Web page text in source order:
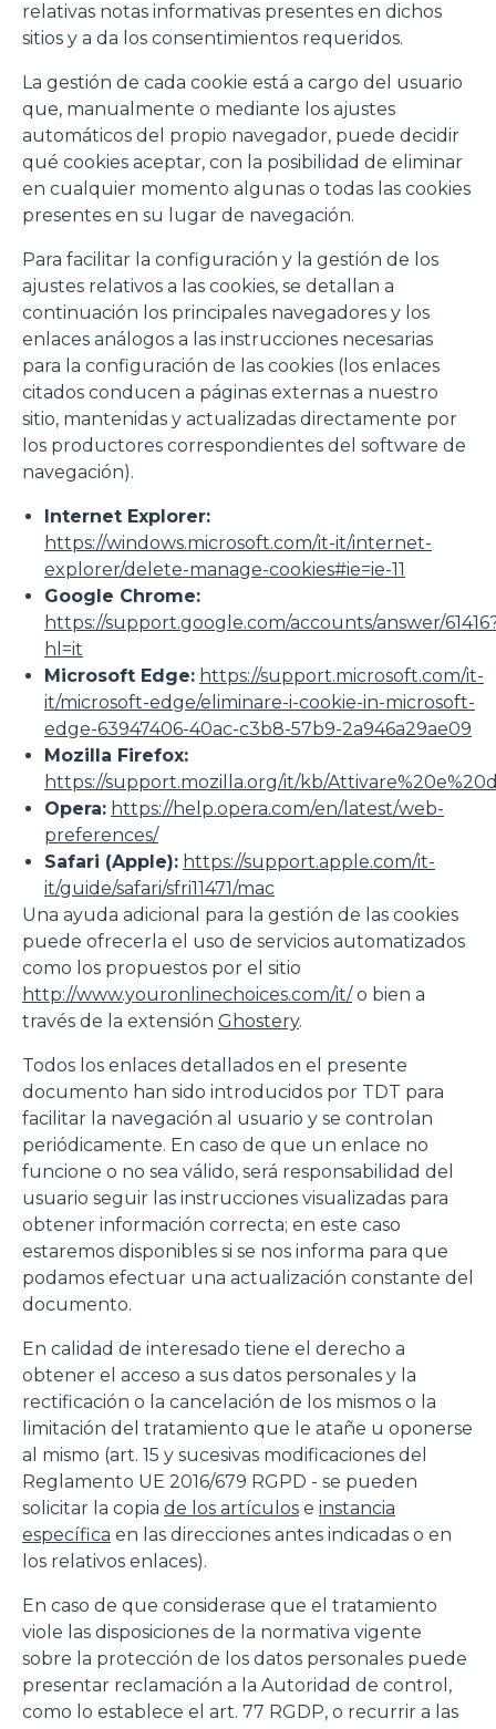
Marketing
Accetta tutti
Accetta selezionati
relativas notas informativas presentes en dichos
sitios y a da los consentimientos requeridos.
La gestión de cada cookie está a cargo del usuario
que, manualmente o mediante los ajustes
automáticos del propio navegador, puede decidir
qué cookies aceptar, con la posibilidad de eliminar
en cualquier momento algunas o todas las cookies
presentes en su lugar de navegación.
Para facilitar la configuración y la gestión de los
ajustes relativos a las cookies, se detallan a
continuación los principales navegadores y los
enlaces análogos a las instrucciones necesarias
para la configuración de las cookies (los enlaces
citados conducen a páginas externas a nuestro
sitio, mantenidas y actualizadas directamente por
los productores correspondientes del software de
navegación).
Internet Explorer:
https://windows.microsoft.com/it-it/internet-
explorer/delete-manage-cookies#ie=ie-11
Google Chrome:
https://support.google.com/accounts/answer/
hl=it
Microsoft Edge: https://support.microsoft.com/it-
it/microsoft-edge/eliminare-i-cookie-in-microsoft-
edge-63947406-40ac-c3b8-57b9-2a946a29ae09
Mozilla Firefox:
https://support.mozilla.org/it/kb/
Opera: https://help.opera.com/en/latest/web-
preferences/
Safari (Apple): https://support.apple.com/it-
it/guide/safari/sfri11471/mac
Una ayuda adicional para la gestión de las cookies
puede ofrecerla el uso de servicios automatizados
como los propuestos por el sitio
http://www.youronlinechoices.com/it/o bien a
través de la extensión Ghostery.
Todos los enlaces detallados en el presente
documento han sido introducidos por TDT para
facilitar la navegación al usuario y se controlan
periódicamente. En caso de que un enlace no
funcione o no sea válido, será responsabilidad del
usuario seguir las instrucciones visualizadas para
obtener información correcta; en este caso
estaremos disponibles si se nos informa para que
podamos efectuar una actualización constante del
documento.
En calidad de interesado tiene el derecho a
obtener el acceso a sus datos personales y la
rectificación o la cancelación de los mismos o la
limitación del tratamiento que le atañe u oponerse
al mismo (art. 15 y sucesivas modificaciones del
Reglamento UE 2016/679 RGPD - se pueden
solicitar la copia de los artículos e instancia
específica en las direcciones antes indicadas o en
los relativos enlaces).
En caso de que considerase que el tratamiento
viole las disposiciones de la normativa vigente
sobre la protección de los datos personales puede
presentar reclamación a la Autoridad de control,
como lo establece el art. 77 RGDP, o recurrir a las